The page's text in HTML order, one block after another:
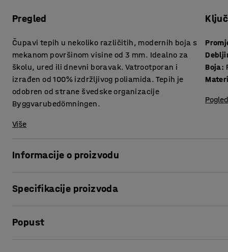
Pregled
Čupavi tepih u nekoliko različitih, modernih boja s
mekanom površinom visine od 3 mm. Idealno za
školu, ured ili dnevni boravak. Vatrootporan i
izrađen od 100% izdržljivog poliamida. Tepih je
odobren od strane švedske organizacije
Byggvarubedömningen.
Više
Boja:
Informacije o proizvodu
karakteristikama. Izrađen od 100% poliamida, snažnog
procjenom okoliša za građevinsku industriju) do razine
Specifikacije proizvoda
Debljina:
Popust